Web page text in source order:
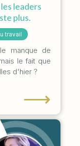
leaders
plus.
travail
manque de
le fait que
d'hier ?
⟶